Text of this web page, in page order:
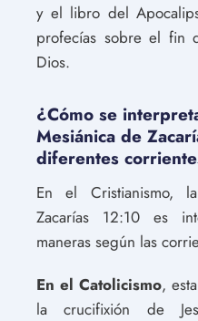
y el libro del
profecías sobre el fin
Dios.
¿Cómo se
Mesiánica de
diferentes
En el Cristianismo,
Zacarías 12:10 es
maneras según las
En el Catolicismo,
la crucifixión de